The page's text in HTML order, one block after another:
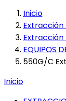
Inicio
Extracción
Extracción
EQUIPOS
550G/C
Inicio